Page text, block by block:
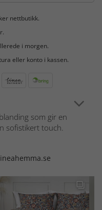
nettbutikk.
i morgen.
eller konto i kassen.
som gir en
sofistikert touch.